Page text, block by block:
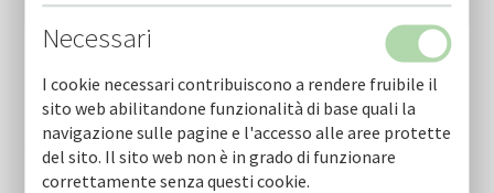
Chi Siamo (ultime)
Dati societari
Bilanci
Necessari
I cookie necessari contribuiscono a rendere fruibile il
sito web abilitandone funzionalità di base quali la
navigazione sulle pagine e l'accesso alle aree protette
del sito. Il sito web non è in grado di funzionare
correttamente senza questi cookie.